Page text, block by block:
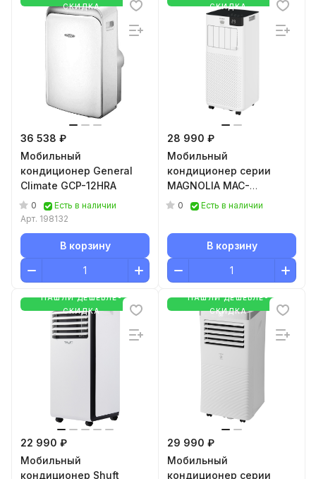
СКИДКА
36 538 ₽
Мобильный
кондиционер General
Climate GCP-12HRA
0
Есть в наличии
Арт. 198132
В корзину
СКИДКА
28 990 ₽
Мобильный
кондиционер cерии
MAGNOLIA MAC-
MG22CON01
0 Есть в наличии
В корзину
НАШЛИ ДЕШЕВЛЕ-
СКИДКА
22 990 ₽
Мобильный
кондиционер Shuft
НАШЛИ ДЕШЕВЛЕ-
СКИДКА
29 990 ₽
Мобильный
кондиционер серии